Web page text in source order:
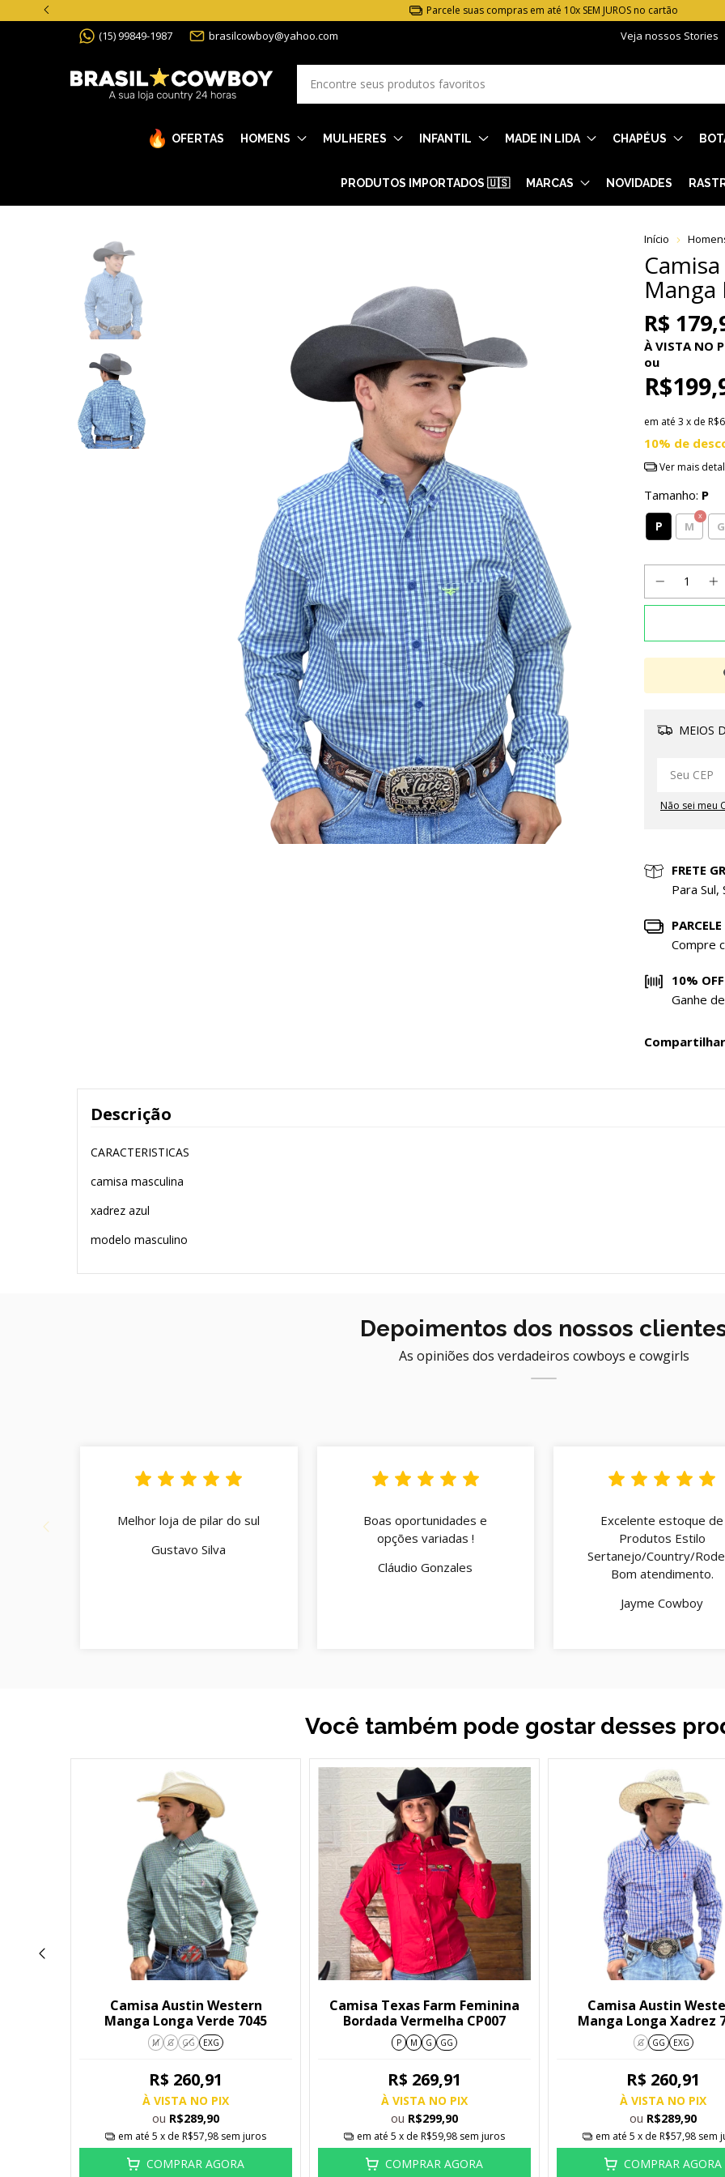
ENTREGA GARANTIDA e envio rápido!
(15) 99849-1987 brasilcowboy@yahoo.com Veja nossos Stories
OFERTAS HOMENS MULHERES INFANTIL MADE IN LIDA CHAPÉUS
PRODUTOS IMPORTADOS 🇺🇸 MARCAS NOVIDADES
Início
Manga
R$
À VISTA NO
ou
em até 3 x de
10% de
Ver mais
Tamanho: P
P M G
MEIOS
Não sei meu
FRETE
Para
Compre
10%
Ganhe
Compartilhar
Descrição
CARACTERISTICAS
camisa masculina
xadrez azul
modelo masculino
Depoimentos dos nossos
As opiniões dos verdadeiros cowboys e cowgirls
Melhor loja de pilar do sul
Gustavo Silva
Boas oportunidades e
opções variadas !
Cláudio Gonzales
Excelente estoque de
Produtos Estilo
Sertanejo/Country/
Bom atendimento.
Jayme Cowboy
Você também pode gostar desses
Camisa Austin Western
Manga Longa Verde 7045
M G GG EXG
R$ 260,91
À VISTA NO PIX
ou R$289,90
em até 5 x de R$57,98 sem juros
COMPRAR AGORA
Camisa Texas Farm Feminina
Bordada Vermelha CP007
P M G GG
R$ 269,91
À VISTA NO PIX
ou R$299,90
em até 5 x de R$59,98 sem juros
COMPRAR AGORA
Camisa Austin
Manga Longa Xadrez
G GG EXG
R$ 260,91
À VISTA NO PIX
ou R$289,90
em até 5 x de R$57,98 sem
COMPRAR AGORA